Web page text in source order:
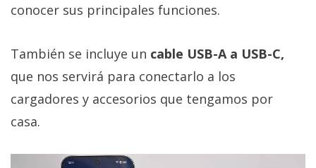
conocer sus principales funciones.
También se incluye un cable USB-A a USB-C,
que nos servirá para conectarlo a los
cargadores y accesorios que tengamos por
casa.